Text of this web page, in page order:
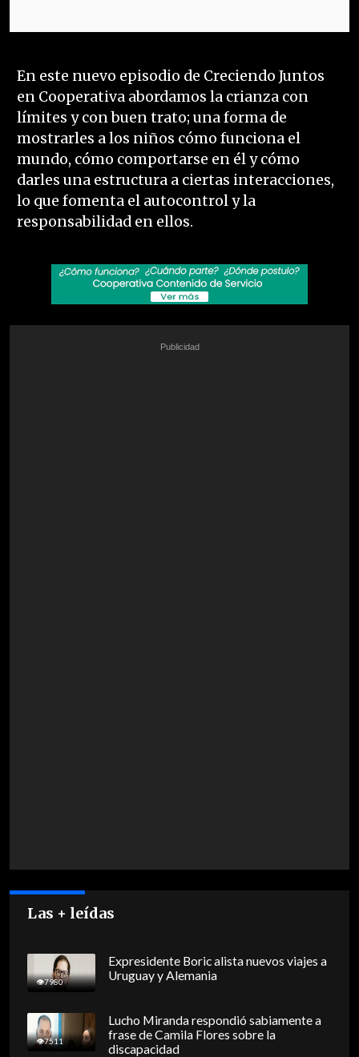
En este nuevo episodio de Creciendo Juntos
en Cooperativa abordamos la crianza con
límites y con buen trato; una forma de
mostrarles a los niños cómo funciona el
mundo, cómo comportarse en él y cómo
darles una estructura a ciertas interacciones,
lo que fomenta el autocontrol y la
responsabilidad en ellos.
Las + leídas
7980
Expresidente Boric alista nuevos viajes a
Uruguay y Alemania
7511
Lucho Miranda respondió sabiamente a
frase de Camila Flores sobre la
discapacidad